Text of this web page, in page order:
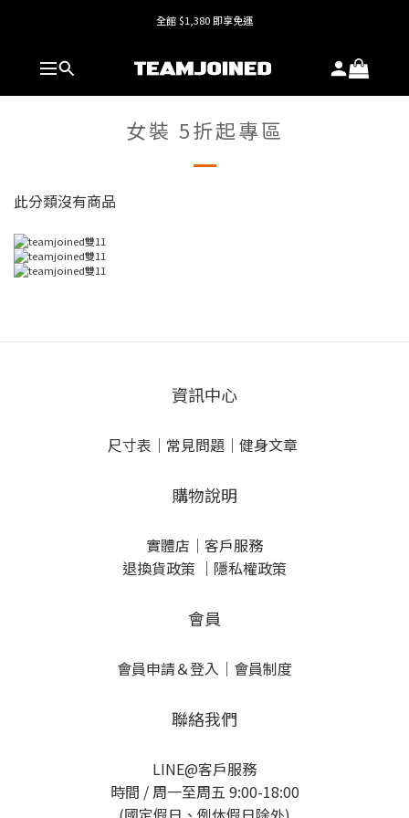
全館 $1,380 即享免運
全館 $1,380 即享免運
護具系列單件8折，加購享6折優惠🔥
女裝 5折起專區
此分類沒有商品
資訊中心
尺寸表 ｜ 常見問題 ｜ 健身文章
購物說明
實體店 ｜ 客戶服務
退換貨政策 ｜ 隱私權政策
會員
會員申請＆登入 ｜ 會員制度
聯絡我們
LINE@客戶服務
時間 / 周一至周五 9:00-18:00